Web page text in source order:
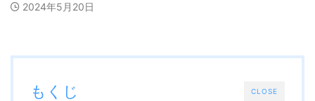
2024年5月20日
CLOSE
もくじ